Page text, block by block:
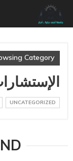
Category
UNCATEGORIZED